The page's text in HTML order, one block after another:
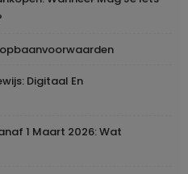
Digitaal En
1 Maart 2026: Wat